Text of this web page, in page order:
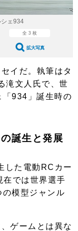
コーティング
防錆
「旧車」関連プロジェ
クト
コラム
ェ934
全 3 枚
拡大写真
イだ。執筆はタ
滝文人氏で、世
「934」誕生時の
誕生と発展
した電動RCカー
在では世界選手
模型ジャンル
ゲームとは異な